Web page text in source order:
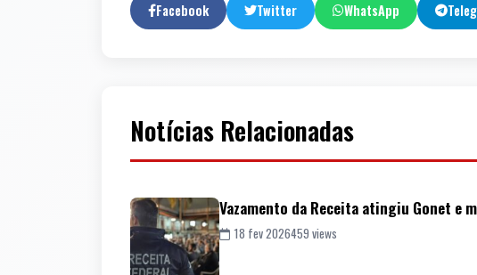
Facebook Twitter WhatsApp
Notícias Relacionadas
Vazamento da Receita atingiu Gonet e
18 fev 2026459 views